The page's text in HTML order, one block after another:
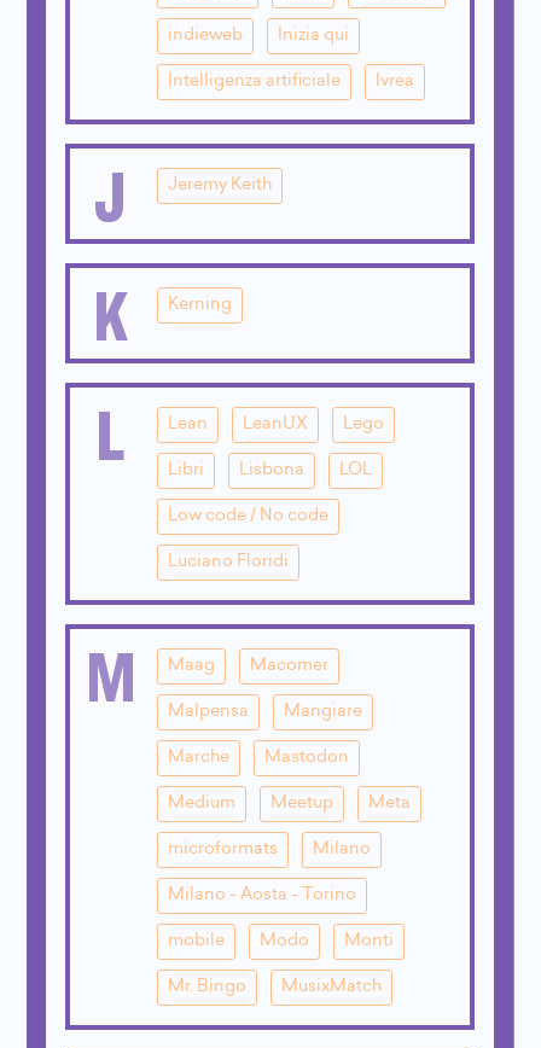
indieweb Inizia qui
Intelligenza artificiale Ivrea
J Jeremy Keith
K Kerning
L Lean LeanUX Lego
Libri Lisbona LOL
Low code / No code
Luciano Floridi
M Maag Macomer
Malpensa Mangiare
Marche Mastodon
Medium Meetup Meta
microformats Milano
Milano - Aosta - Torino
mobile Modo Monti
Mr. Bingo MusixMatch